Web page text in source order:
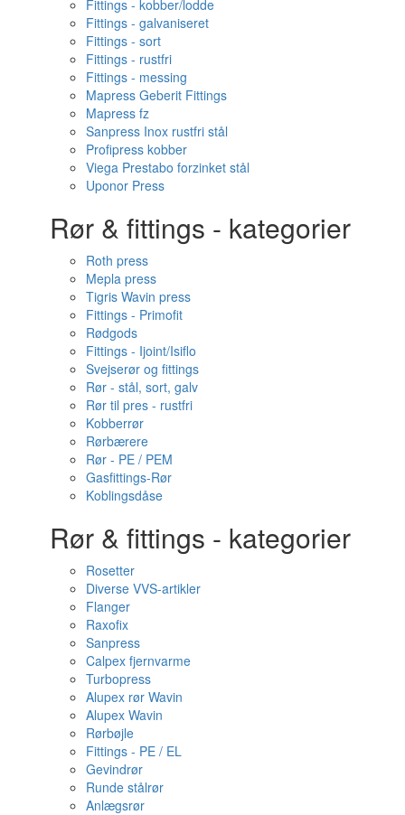
Fittings - kobber/lodde
Fittings - galvaniseret
Fittings - sort
Fittings - rustfri
Fittings - messing
Mapress Geberit Fittings
Mapress fz
Sanpress Inox rustfri stål
Profipress kobber
Viega Prestabo forzinket stål
Uponor Press
Rør & fittings - kategorier
Roth press
Mepla press
Tigris Wavin press
Fittings - Primofit
Rødgods
Fittings - Ijoint/Isiflo
Svejserør og fittings
Rør - stål, sort, galv
Rør til pres - rustfri
Kobberrør
Rørbærere
Rør - PE / PEM
Gasfittings-Rør
Koblingsdåse
Rør & fittings - kategorier
Rosetter
Diverse VVS-artikler
Flanger
Raxofix
Sanpress
Calpex fjernvarme
Turbopress
Alupex rør Wavin
Alupex Wavin
Rørbøjle
Fittings - PE / EL
Gevindrør
Runde stålrør
Anlægsrør